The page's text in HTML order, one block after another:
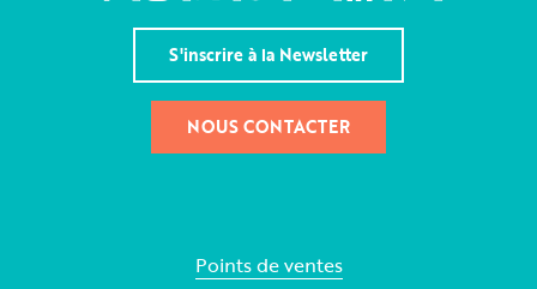
S'inscrire à la Newsletter
NOUS CONTACTER
Points de ventes